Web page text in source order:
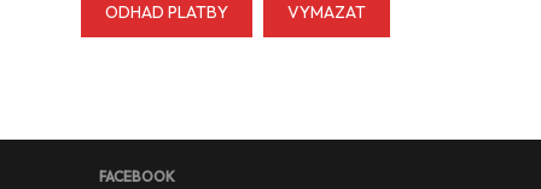
ODHAD PLATBY VYMAZAT
FACEBOOK